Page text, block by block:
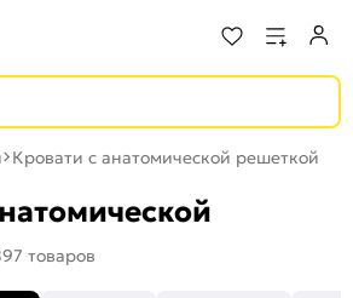
Кровати с анатомической решеткой
товаров